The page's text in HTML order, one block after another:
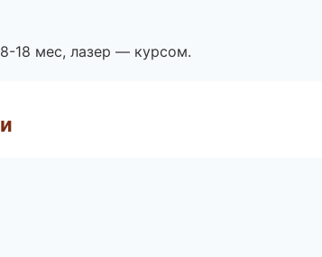
18 мес, лазер — курсом.